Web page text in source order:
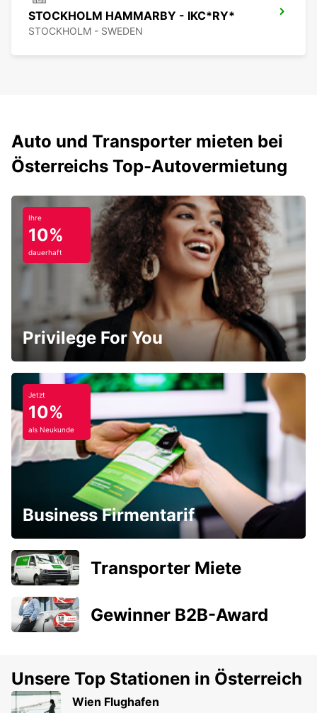
STOCKHOLM HAMMARBY - IKC*RY*
STOCKHOLM - SWEDEN
Auto und Transporter mieten bei
Österreichs Top-Autovermietung
Ihre
10%
dauerhaft
Privilege For You
Jetzt
10%
als Neukunde
Business Firmentarif
Transporter Miete
Gewinner B2B-Award
Unsere Top Stationen in Österreich
Wien Flughafen